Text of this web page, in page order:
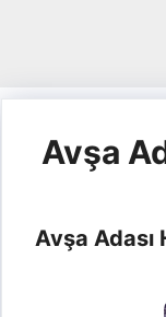
Avşa
Avşa Adası